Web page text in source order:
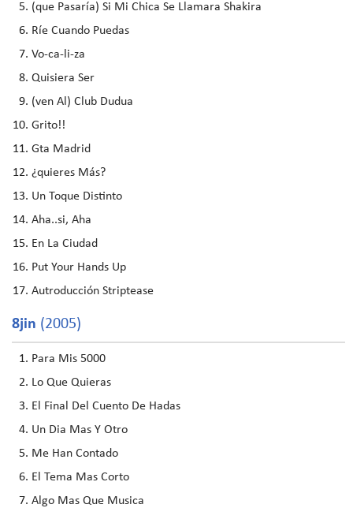
(que Pasaría) Si Mi Chica Se Llamara Shakira
Ríe Cuando Puedas
Vo-ca-li-za
Quisiera Ser
(ven Al) Club Dudua
Grito!!
Gta Madrid
¿quieres Más?
Un Toque Distinto
Aha..si, Aha
En La Ciudad
Put Your Hands Up
Autroducción Striptease
8jin (2005)
Para Mis 5000
Lo Que Quieras
El Final Del Cuento De Hadas
Un Dia Mas Y Otro
Me Han Contado
El Tema Mas Corto
Algo Mas Que Musica